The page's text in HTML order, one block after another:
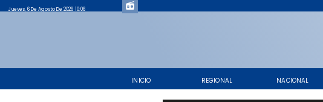
INICIO REGIONAL NACIONAL
Jueves, 6 De Agosto De 2026 10:06